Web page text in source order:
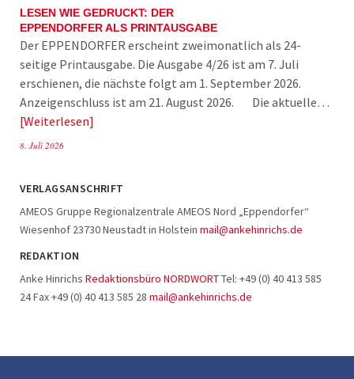
LESEN WIE GEDRUCKT: DER
EPPENDORFER ALS PRINTAUSGABE
Der EPPENDORFER erscheint zweimonatlich als 24-
seitige Printausgabe. Die Ausgabe 4/26 ist am 7. Juli
erschienen, die nächste folgt am 1. September 2026.
Anzeigenschluss ist am 21. August 2026. Die aktuelle…
Weiterlesen
8. Juli 2026
VERLAGSANSCHRIFT
AMEOS Gruppe Regionalzentrale AMEOS Nord „Eppendorfer“
Wiesenhof 23730 Neustadt in Holstein mail@ankehinrichs.de
REDAKTION
Anke Hinrichs Redaktionsbüro NORDWORTTel: +49 (0) 40 413 585
24 Fax +49 (0) 40 413 585 28 mail@ankehinrichs.de